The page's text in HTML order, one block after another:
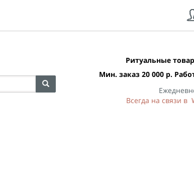
Ритуальные
Мин. заказ 20 000 р.
Всегда на связи в